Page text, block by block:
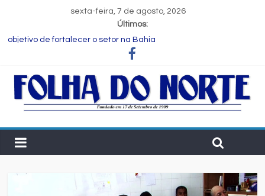
sexta-feira, 7 de agosto, 2026
Últimos:
objetivo de fortalecer o setor na Bahia
Nordeste deve produzir mais de 1 milhão de toneladas de
algodão pela primeira vez, aponta Etene
Novas regras para notas fiscais entram em vigor; entenda o que
muda para as empresas
Programa Speak Up reúne estudantes da rede municipal em
Estudante de Salvador é selecionada para intercâmbio em